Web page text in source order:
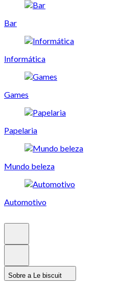
Bar
Informática
Games
Papelaria
Mundo beleza
Automotivo
Sobre a Le biscuit